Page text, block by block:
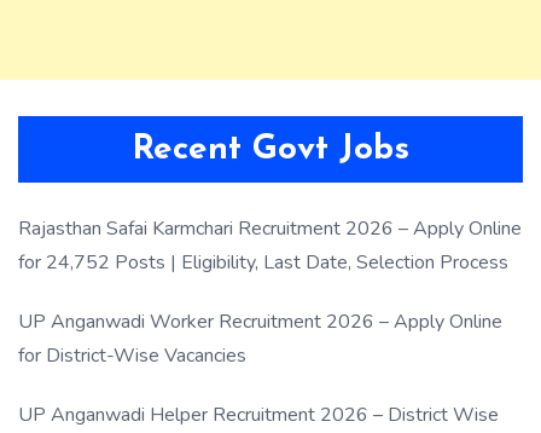
Recent Govt Jobs
Rajasthan Safai Karmchari Recruitment 2026 – Apply Online
for 24,752 Posts | Eligibility, Last Date, Selection Process
UP Anganwadi Worker Recruitment 2026 – Apply Online
for District-Wise Vacancies
UP Anganwadi Helper Recruitment 2026 – District Wise